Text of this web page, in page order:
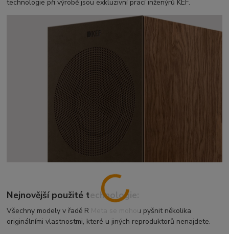
technologie při výrobě jsou exkluzivní prací inženýrů KEF.
Nejnovější použité technologie:
Všechny modely v řadě R Meta se mohou pyšnit několika
originálními vlastnostmi, které u jiných reproduktorů nenajdete.